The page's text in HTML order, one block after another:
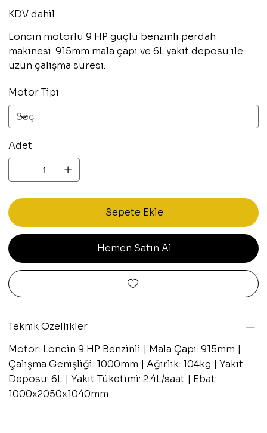
KDV dahil
Loncin motorlu 9 HP güçlü benzinli perdah
makinesi. 915mm mala çapı ve 6L yakıt deposu ile
uzun çalışma süresi.
Motor Tipi
Adet
Sepete Ekle
Hemen Satın Al
Teknik Özellikler
Motor: Loncin 9 HP Benzinli | Mala Çapı: 915mm |
Çalışma Genişliği: 1000mm | Ağırlık: 104kg | Yakıt
Deposu: 6L | Yakıt Tüketimi: 2.4L/saat | Ebat:
1000x2050x1040mm